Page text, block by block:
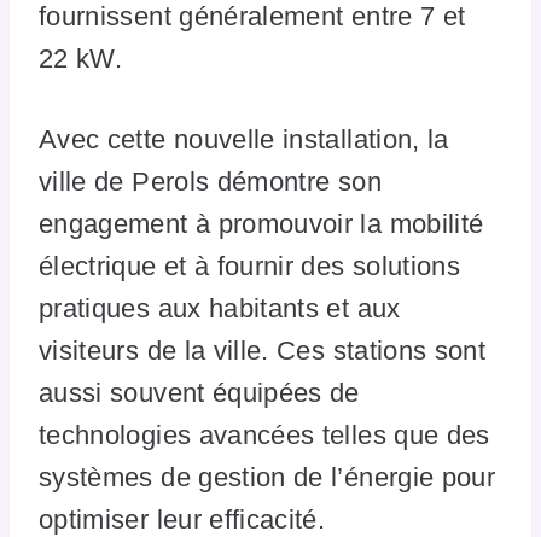
fournissent généralement entre 7 et
22 kW.
Avec cette nouvelle installation, la
ville de Perols démontre son
engagement à promouvoir la mobilité
électrique et à fournir des solutions
pratiques aux habitants et aux
visiteurs de la ville. Ces stations sont
aussi souvent équipées de
technologies avancées telles que des
systèmes de gestion de l’énergie pour
optimiser leur efficacité.